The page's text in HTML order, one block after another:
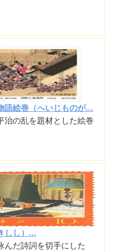
語絵巻（へいじものが...
治の乱を題材とした絵巻
しし）...
んだ詩詞を切手にした